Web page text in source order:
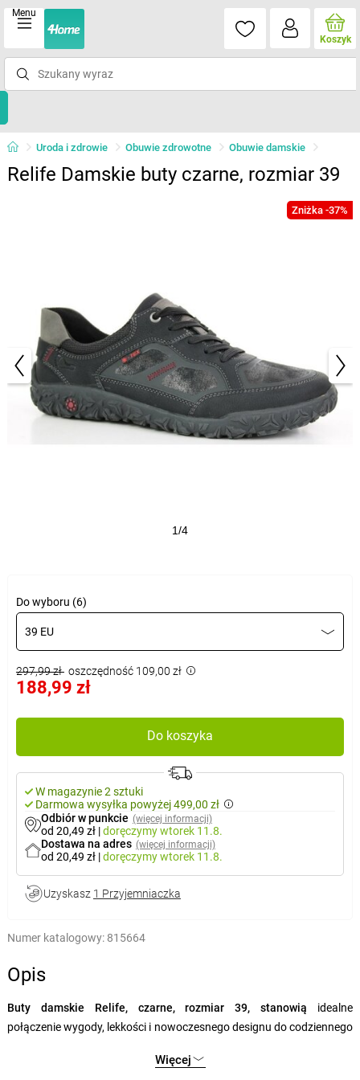
Menu
Koszyk
Uroda i zdrowie Obuwie zdrowotne Obuwie damskie
Relife Damskie buty czarne, rozmiar 39
Zniżka -37%
1/4
Do wyboru (6)
39 EU
297,99 zł oszczędność 109,00 zł
188,99 zł
Do koszyka
W magazynie 2 sztuki
Darmowa wysyłka powyżej 499,00 zł
Odbiór w punkcie (więcej informacji)
od 20,49 zł |doręczymywtorek 11.8.
Dostawa na adres (więcej informacji)
od 20,49 zł |doręczymywtorek 11.8.
Uzyskasz 1 Przyjemniaczka
Numer katalogowy: 815664
Opis
Buty damskie Relife, czarne, rozmiar 39, stanowią idealne
połączenie wygody, lekkości i nowoczesnego designu do codziennego
detalami wygląda elegancko i uniwersalnie, dzięki czemu łatwo
Więcej